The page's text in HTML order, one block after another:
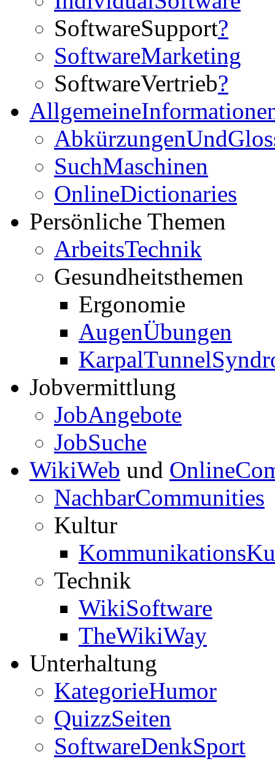
SoftwareSupport?
SoftwareMarketing
SoftwareVertrieb?
SuchMaschinen
OnlineDictionaries
Persönliche Themen
ArbeitsTechnik
Gesundheitsthemen
Ergonomie
AugenÜbungen
Jobvermittlung
JobAngebote
JobSuche
WikiWeb und
NachbarCommunities
Kultur
Technik
WikiSoftware
TheWikiWay
Unterhaltung
KategorieHumor
QuizzSeiten
SoftwareDenkSport